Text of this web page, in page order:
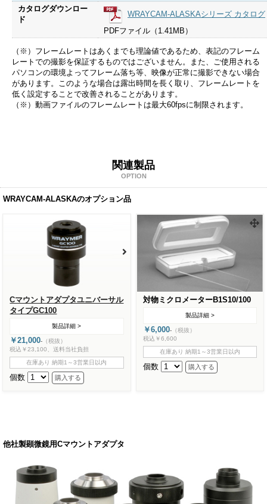
カタログダウンロー
ド
WRAYCAM-ALASKAシリーズ カタログ
PDFファイル（1.41MB）
（※）フレームレートはあくまでも理論値であるため、表記のフレーム
レートでの撮影を保証するものではございません。また、ご使用される
パソコンの環境よってフレーム落ち等、映像が正常に撮影できない場合
があります。このような場合は露出時間を長く取り、フレームレートを
低く設定することで改善されることがあります。
（※）動画ファイルのフレームレートは最大60fpsに制限されます。
関連製品
OPTION
WRAYCAM-ALASKAのオプション品
Cマウントアダプタユニバーサル
タイプGC100
製品詳細 >
￥21,000- （税抜）
税込￥23,100、送料当社負担
在庫あり 納期1～3営業日以内
個数
対物ミクロメーターB1S10/100
製品詳細 >
￥6,000- （税抜）
税込￥6,600
在庫あり 納期1～3営業日以内
個数
他社製顕微鏡用Cマウントアダプタ